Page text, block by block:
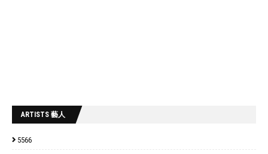
ARTISTS 藝人
5566